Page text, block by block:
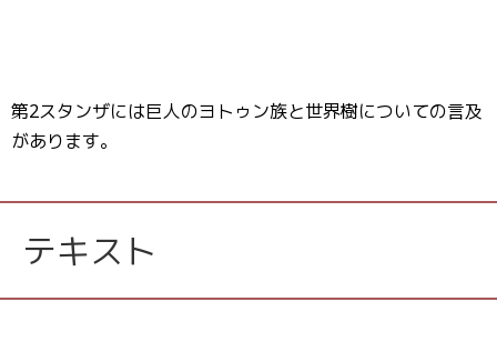
第2スタンザには巨人のヨトゥン族と世界樹についての言及
があります。
テキスト